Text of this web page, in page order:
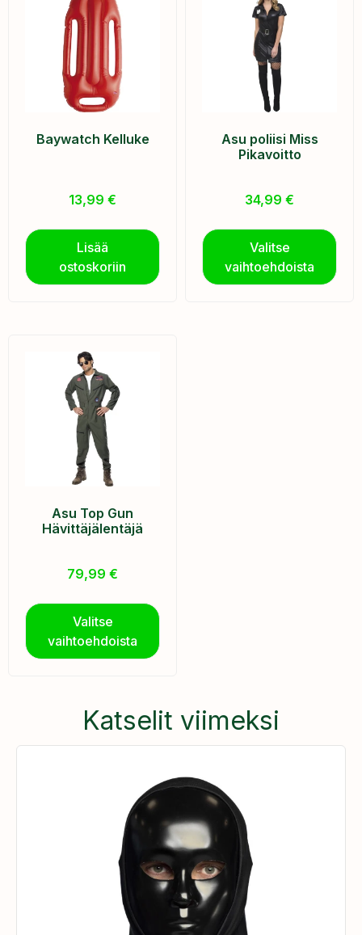
Baywatch Kelluke
13,99 €
Lisää
ostoskoriin
Asu poliisi Miss
Pikavoitto
34,99 €
Valitse
vaihtoehdoista
Asu Top Gun
Hävittäjälentäjä
79,99 €
Valitse
vaihtoehdoista
Katselit viimeksi